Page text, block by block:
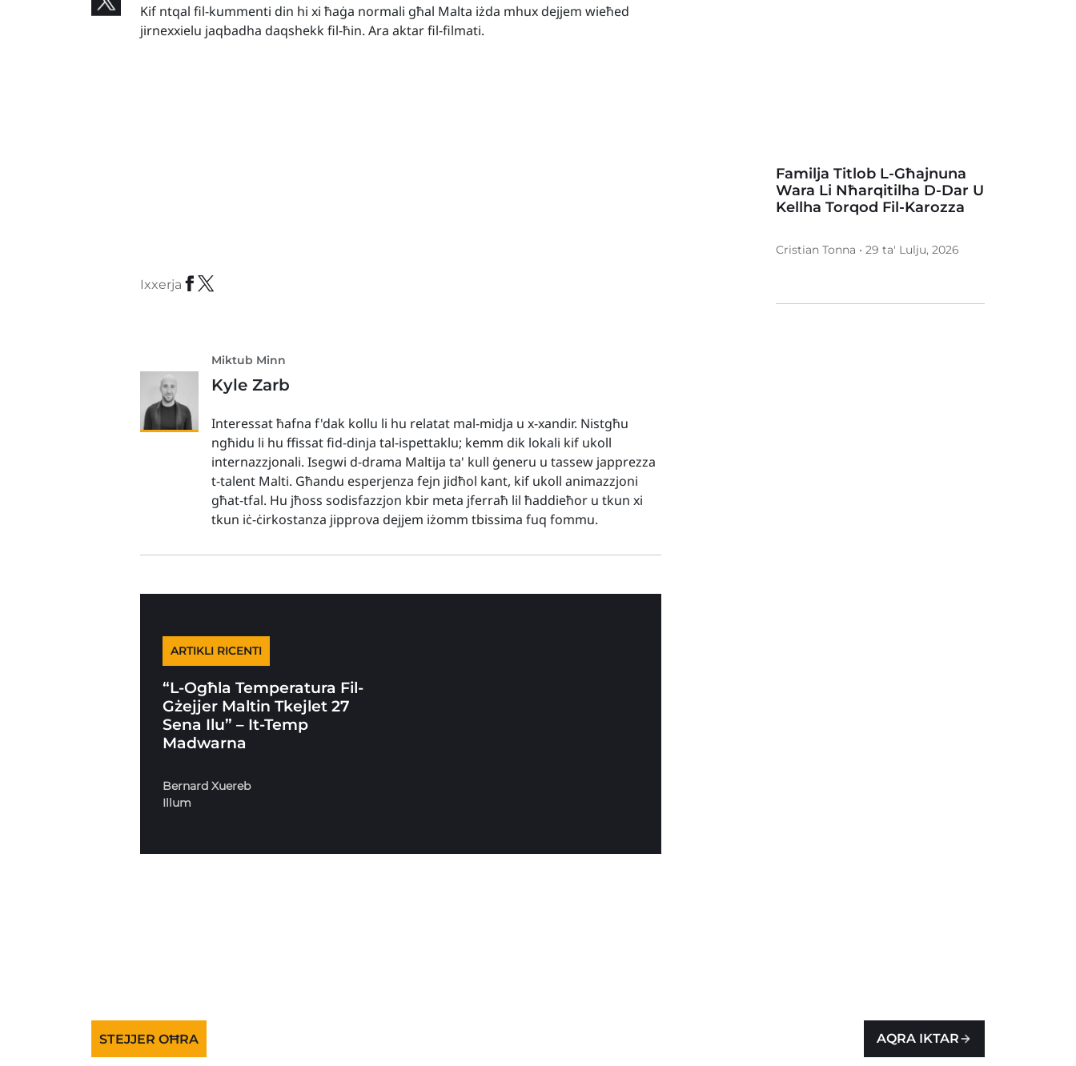
Kif ntqal fil-kummenti din hi xi ħaġa normali għal Malta iżda mhux dejjem wieħed
jirnexxielu jaqbadha daqshekk fil-ħin. Ara aktar fil-filmati.
Ixxerja
Miktub Minn
Kyle Zarb
Interessat ħafna f'dak kollu li hu relatat mal-midja u x-xandir. Nistgħu
ngħidu li hu ffissat fid-dinja tal-ispettaklu; kemm dik lokali kif ukoll
internazzjonali. Isegwi d-drama Maltija ta' kull ġeneru u tassew japprezza
t-talent Malti. Għandu esperjenza fejn jidħol kant, kif ukoll animazzjoni
għat-tfal. Hu jħoss sodisfazzjon kbir meta jferraħ lil ħaddieħor u tkun xi
tkun iċ-ċirkostanza jipprova dejjem iżomm tbissima fuq fommu.
ARTIKLI RICENTI
“L-Ogħla Temperatura Fil-
Gżejjer Maltin Tkejlet 27
Sena Ilu” – It-Temp
Madwarna
Bernard Xuereb
Illum
Familja Titlob L-Għajnuna
Wara Li Nħarqitilha D-Dar U
Kellha Torqod Fil-Karozza
Cristian Tonna • 29 ta' Lulju, 2026
STEJJER OĦRA AQRA IKTAR